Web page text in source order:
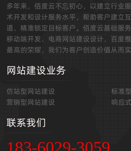
多年来，佰度云不忘初心，以建立行业
术开发和设计服务水平，帮助客户建立
道、精准锁定目标客户。佰度云基础服
移动端开发、电商网站建设设计、百度
最高的荣耀，我们为客户创造价值从而
网站建设业务
仿站型网站建设
标准
营销型网站建设
响应
联系我们
183-6029-3059